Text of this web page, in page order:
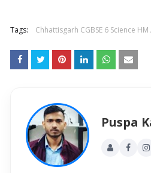
Tags: Chhattisgarh CGBSE 6 Science HM
Puspa